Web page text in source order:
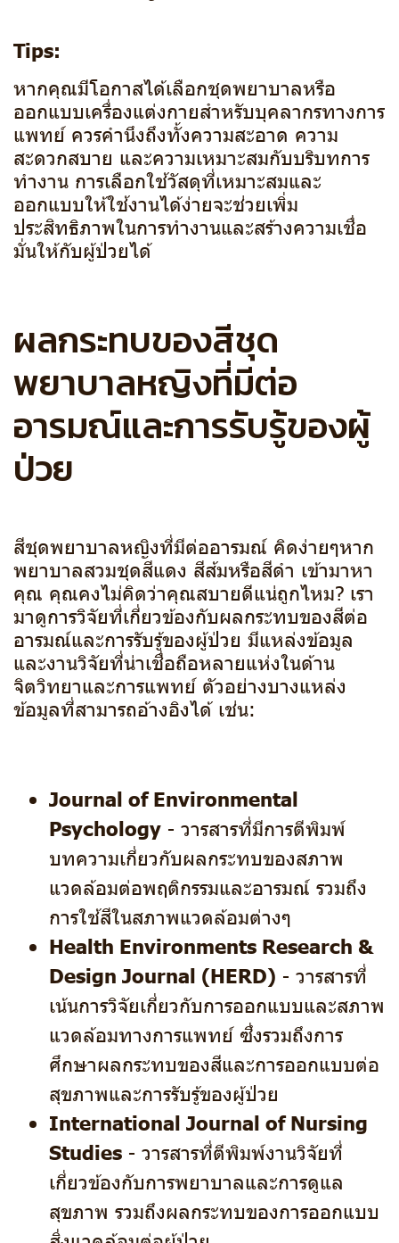
Tips:
หากคุณมีโอกาสได้เลือกชุดพยาบาลหรือ
ออกแบบเครื่องแต่งกายสำหรับบุคลากรทางการ
แพทย์ ควรคำนึงถึงทั้งความสะอาด ความ
สะดวกสบาย และความเหมาะสมกับบริบทการ
ทำงาน การเลือกใช้วัสดุที่เหมาะสมและ
ออกแบบให้ใช้งานได้ง่ายจะช่วยเพิ่ม
ประสิทธิภาพในการทำงานและสร้างความเชื่อ
มั่นให้กับผู้ป่วยได้
ผลกระทบของสีชุด
พยาบาลหญิงที่มีต่อ
อารมณ์และการรับรู้ของผู้
ป่วย
สีชุดพยาบาลหญิงที่มีต่ออารมณ์ คิดง่ายๆหาก
พยาบาลสวมชุดสีแดง สีส้มหรือสีดำ เข้ามาหา
คุณ คุณคงไม่คิดว่าคุณสบายดีแน่ถูกไหม? เรา
มาดูการวิจัยที่เกี่ยวข้องกับผลกระทบของสีต่อ
อารมณ์และการรับรู้ของผู้ป่วย มีแหล่งข้อมูล
และงานวิจัยที่น่าเชื่อถือหลายแห่งในด้าน
จิตวิทยาและการแพทย์ ตัวอย่างบางแหล่ง
ข้อมูลที่สามารถอ้างอิงได้ เช่น:
Journal of Environmental
Psychology - วารสารที่มีการตีพิมพ์
บทความเกี่ยวกับผลกระทบของสภาพ
แวดล้อมต่อพฤติกรรมและอารมณ์ รวมถึง
การใช้สีในสภาพแวดล้อมต่างๆ
Health Environments Research &
Design Journal (HERD) - วารสารที่
เน้นการวิจัยเกี่ยวกับการออกแบบและสภาพ
แวดล้อมทางการแพทย์ ซึ่งรวมถึงการ
ศึกษาผลกระทบของสีและการออกแบบต่อ
สุขภาพและการรับรู้ของผู้ป่วย
International Journal of Nursing
Studies - วารสารที่ตีพิมพ์งานวิจัยที่
เกี่ยวข้องกับการพยาบาลและการดูแล
สุขภาพ รวมถึงผลกระทบของการออกแบบ